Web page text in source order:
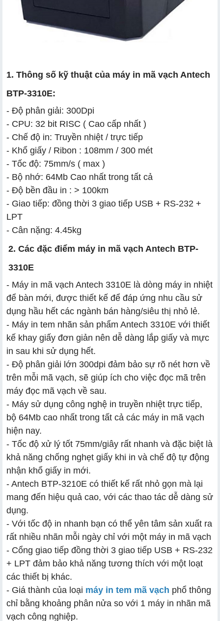
1. Thông số kỹ thuật của máy in mã vạch Antech
BTP-3310E:
- Độ phân giải: 300Dpi
- CPU: 32 bit RISC ( Cao cấp nhất )
- Chế độ in: Truyền nhiệt / trực tiếp
- Khổ giấy / Ribon : 108mm / 300 mét
- Tốc độ: 75mm/s ( max )
- Bộ nhớ: 64Mb Cao nhất trong tất cả
- Độ bền đầu in : > 100km
- Giao tiếp: đồng thời 3 giao tiếp USB + RS-232 +
LPT
- Cân nặng: 4.45kg
2. Các đặc điểm máy in mã vạch Antech BTP-
3310E
- Máy in mã vạch Antech 3310E là dòng máy in nhiệt
để bàn mới, được thiết kế để đáp ứng nhu cầu sử
dụng hầu hết các ngành bán hàng/siêu thị nhỏ lẻ.
- Máy in tem nhãn sản phẩm Antech 3310E với thiết
kế khay giấy đơn giản nên dễ dàng lắp giấy và mực
in sau khi sử dụng hết.
- Độ phân giải lớn 300dpi đảm bảo sự rõ nét hơn về
trên mỗi mã vạch, sẽ giúp ích cho việc đọc mã trên
máy đọc mã vạch về sau.
- Máy sử dụng công nghệ in truyền nhiệt trực tiếp,
bộ 64Mb cao nhất trong tất cả các máy in mã vạch
hiện nay.
- Tốc độ xử lý tốt 75mm/giây rất nhanh và đặc biệt là
khả năng chống nghẹt giấy khi in và chế độ tự động
nhận khổ giấy in mới.
- Antech BTP-3210E có thiết kế rất nhỏ gọn mà lại
mang đến hiệu quả cao, với các thao tác dễ dàng sử
dụng.
- Với tốc độ in nhanh bạn có thể yên tâm sản xuất ra
rất nhiều nhãn mỗi ngày chỉ với một máy in mã vạch
- Cổng giao tiếp đồng thời 3 giao tiếp USB + RS-232
+ LPT đảm bảo khả năng tương thích với một loạt
các thiết bị khác.
- Giá thành của loại máy in tem mã vạch phổ thông
chỉ bằng khoảng phân nửa so với 1 máy in nhãn mã
vạch công nghiệp.